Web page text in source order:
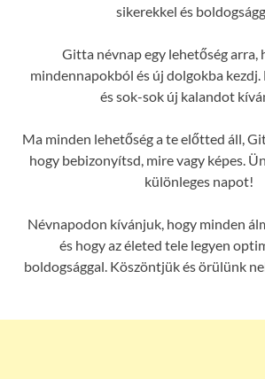
sikerekkel és
Gitta névnap egy lehetőség arra,
mindennapokból és új dolgokba
és sok-sok új kalandot
Ma minden lehetőség a te előtted áll,
hogy bebizonyítsd, mire vagy képes.
különleges napot!
Névnapodon kívánjuk, hogy minden
és hogy az életed tele legyen
boldogsággal. Köszöntjük és örülünk